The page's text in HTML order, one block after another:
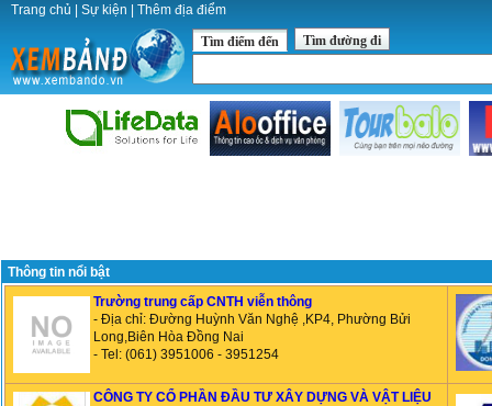
Trang chủ Sự kiện Thêm địa điểm
Tìm điểm đến Tìm đường đi
Thông tin nổi bật
Trường trung cấp CNTH viễn thông
- Địa chỉ: Đường Huỳnh Văn Nghệ ,KP4, Phường Bửi
Long,Biên Hòa Đồng Nai
- Tel: (061) 3951006 - 3951254
CÔNG TY CỔ PHẦN ĐẦU TƯ XÂY DỰNG VÀ VẬT LIỆU